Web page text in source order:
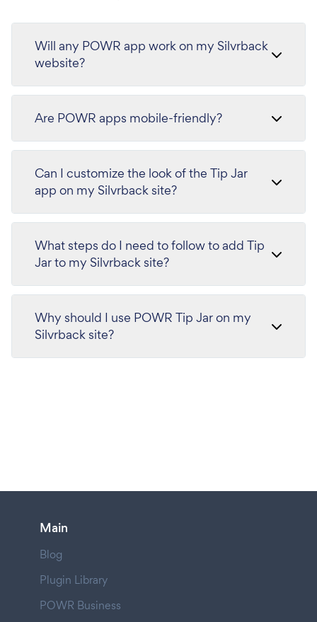
Will any POWR app work on my Silvrback
website?
Are POWR apps mobile-friendly?
Can I customize the look of the Tip Jar
app on my Silvrback site?
What steps do I need to follow to add Tip
Jar to my Silvrback site?
Why should I use POWR Tip Jar on my
Silvrback site?
Main
Blog
Plugin Library
POWR Business